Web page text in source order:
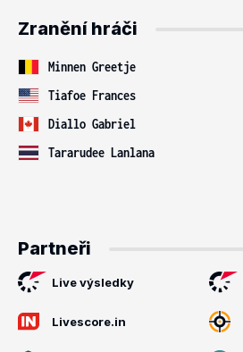
Zranění hráči
Minnen Greetje
Tiafoe Frances
Diallo Gabriel
Tararudee Lanlana
Partneři
Live výsledky
Livescore.in